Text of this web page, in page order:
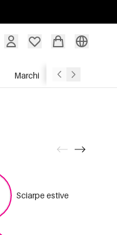
Marchi Servizio
Sciarpe estive